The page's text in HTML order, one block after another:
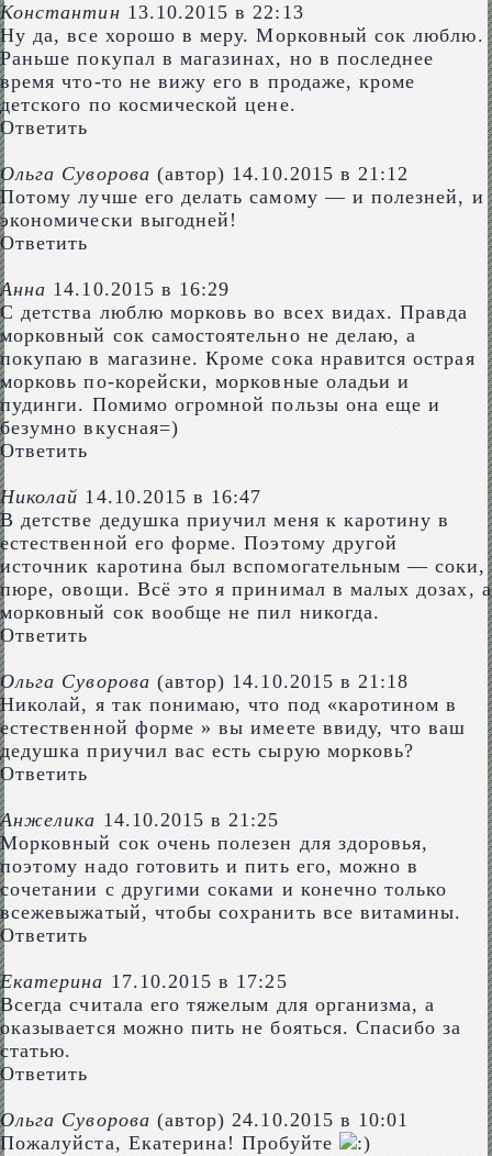
Константин 13.10.2015 в 22:13
Ну да, все хорошо в меру. Морковный сок люблю.
Раньше покупал в магазинах, но в последнее
время что-то не вижу его в продаже, кроме
детского по космической цене.
Ответить
Ольга Суворова (автор) 14.10.2015 в 21:12
Потому лучше его делать самому — и полезней, и
экономически выгодней!
Ответить
Анна 14.10.2015 в 16:29
С детства люблю морковь во всех видах. Правда
морковный сок самостоятельно не делаю, а
покупаю в магазине. Кроме сока нравится острая
морковь по-корейски, морковные оладьи и
пудинги. Помимо огромной пользы она еще и
безумно вкусная=)
Ответить
Николай 14.10.2015 в 16:47
В детстве дедушка приучил меня к каротину в
естественной его форме. Поэтому другой
источник каротина был вспомогательным — соки,
пюре, овощи. Всё это я принимал в малых дозах, а
морковный сок вообще не пил никогда.
Ответить
Ольга Суворова (автор) 14.10.2015 в 21:18
Николай, я так понимаю, что под «каротином в
естественной форме » вы имеете ввиду, что ваш
дедушка приучил вас есть сырую морковь?
Ответить
Анжелика 14.10.2015 в 21:25
Морковный сок очень полезен для здоровья,
поэтому надо готовить и пить его, можно в
сочетании с другими соками и конечно только
всежевыжатый, чтобы сохранить все витамины.
Ответить
Екатерина 17.10.2015 в 17:25
Всегда считала его тяжелым для организма, а
оказывается можно пить не бояться. Спасибо за
статью.
Ответить
Ольга Суворова (автор) 24.10.2015 в 10:01
Пожалуйста, Екатерина! Пробуйте